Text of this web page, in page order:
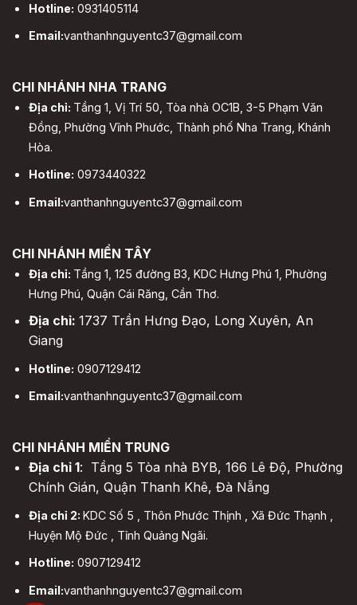
Hotline: 0931405114
Email:vanthanhnguyentc37@gmail.com
CHI NHÁNH NHA TRANG
Địa chỉ: Tầng 1, Vị Trí 50, Tòa nhà OC1B, 3-5 Phạm Văn
Đồng, Phường Vĩnh Phước, Thành phố Nha Trang, Khánh
Hòa.
Hotline: 0973440322
Email:vanthanhnguyentc37@gmail.com
CHI NHÁNH MIỀN TÂY
Địa chỉ: Tầng 1, 125 đường B3, KDC Hưng Phú 1, Phường
Hưng Phú, Quận Cái Răng, Cần Thơ.
Địa chỉ: 1737 Trần Hưng Đạo, Long Xuyên, An
Giang
Hotline: 0907129412
Email:vanthanhnguyentc37@gmail.com
CHI NHÁNH MIỀN TRUNG
Địa chỉ 1: Tầng 5 Tòa nhà BYB, 166 Lê Độ, Phường
Chính Gián, Quận Thanh Khê, Đà Nẵng
Địa chỉ 2: KDC Số 5 , Thôn Phước Thịnh , Xã Đức Thạnh ,
Huyện Mộ Đức , Tỉnh Quảng Ngãi.
Hotline: 0907129412
Email:vanthanhnguyentc37@gmail.com